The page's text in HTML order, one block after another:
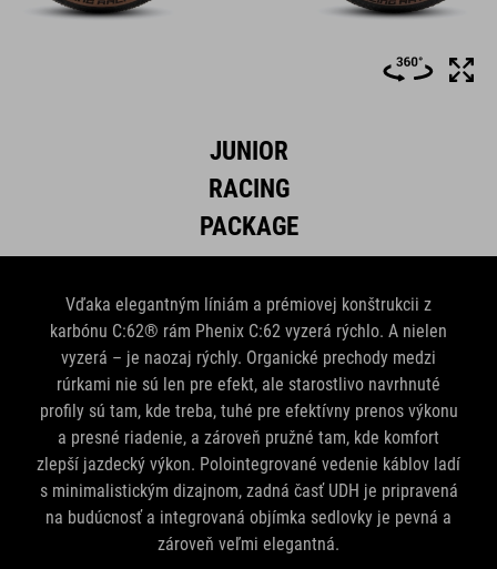
JUNIOR
RACING
PACKAGE
Vďaka elegantným líniám a prémiovej konštrukcii z
karbónu C:62® rám Phenix C:62 vyzerá rýchlo. A nielen
vyzerá – je naozaj rýchly. Organické prechody medzi
rúrkami nie sú len pre efekt, ale starostlivo navrhnuté
profily sú tam, kde treba, tuhé pre efektívny prenos výkonu
a presné riadenie, a zároveň pružné tam, kde komfort
zlepší jazdecký výkon. Polointegrované vedenie káblov ladí
s minimalistickým dizajnom, zadná časť UDH je pripravená
na budúcnosť a integrovaná objímka sedlovky je pevná a
zároveň veľmi elegantná.